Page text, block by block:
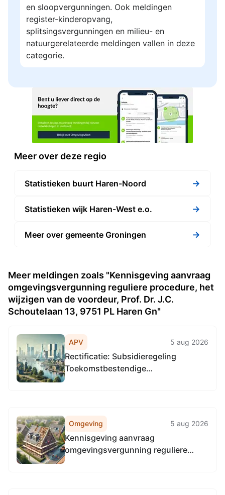
en sloopvergunningen. Ook meldingen
register-kinderopvang,
splitsingsvergunningen en milieu- en
natuurgerelateerde meldingen vallen in deze
categorie.
Meer over deze regio
Statistieken buurt Haren-Noord →
Statistieken wijk Haren-West e.o. →
Meer over gemeente Groningen →
Meer meldingen zoals "Kennisgeving aanvraag
omgevingsvergunning reguliere procedure, het
wijzigen van de voordeur, Prof. Dr. J.C.
Schoutelaan 13, 9751 PL Haren Gn"
APV 5 aug 2026
Rectificatie: Subsidieregeling
Toekomstbestendige
Omgeving 5 aug 2026
Kennisgeving aanvraag
omgevingsvergunning reguliere